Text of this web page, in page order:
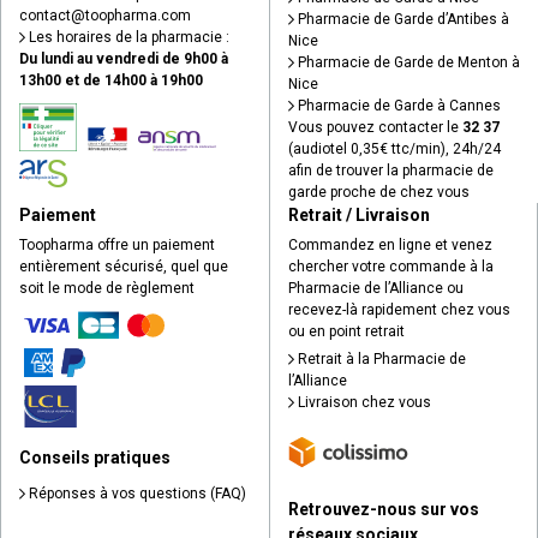
contact@toopharma.com
Les horaires de la pharmacie :
Du lundi au vendredi de 9h00 à
13h00 et de 14h00 à 19h00
Pharmacie de Garde d’Antibes à
Nice
Pharmacie de Garde de Menton à
Nice
Pharmacie de Garde à Cannes
Vous pouvez contacter le 32 37
(audiotel 0,35€ ttc/min), 24h/24
afin de trouver la pharmacie de
garde proche de chez vous
Paiement
Toopharma offre un paiement
entièrement sécurisé, quel que
soit le mode de règlement
Conseils pratiques
Réponses à vos questions (FAQ)
Retrait / Livraison
Commandez en ligne et venez
chercher votre commande à la
Pharmacie de l’Alliance ou
recevez-là rapidement chez vous
ou en point retrait
Retrait à la Pharmacie de
l’Alliance
Livraison chez vous
Retrouvez-nous sur vos